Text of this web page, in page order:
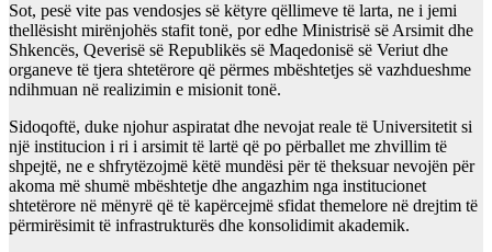
Sot, pesë vite pas vendosjes së këtyre qëllimeve të larta, ne i jemi
thellësisht mirënjohës stafit tonë, por edhe Ministrisë së Arsimit dhe
Shkencës, Qeverisë së Republikës së Maqedonisë së Veriut dhe
organeve të tjera shtetërore që përmes mbështetjes së vazhdueshme
ndihmuan në realizimin e misionit tonë.
Sidoqoftë, duke njohur aspiratat dhe nevojat reale të Universitetit si
një institucion i ri i arsimit të lartë që po përballet me zhvillim të
shpejtë, ne e shfrytëzojmë këtë mundësi për të theksuar nevojën për
akoma më shumë mbështetje dhe angazhim nga institucionet
shtetërore në mënyrë që të kapërcejmë sfidat themelore në drejtim të
përmirësimit të infrastrukturës dhe konsolidimit akademik.